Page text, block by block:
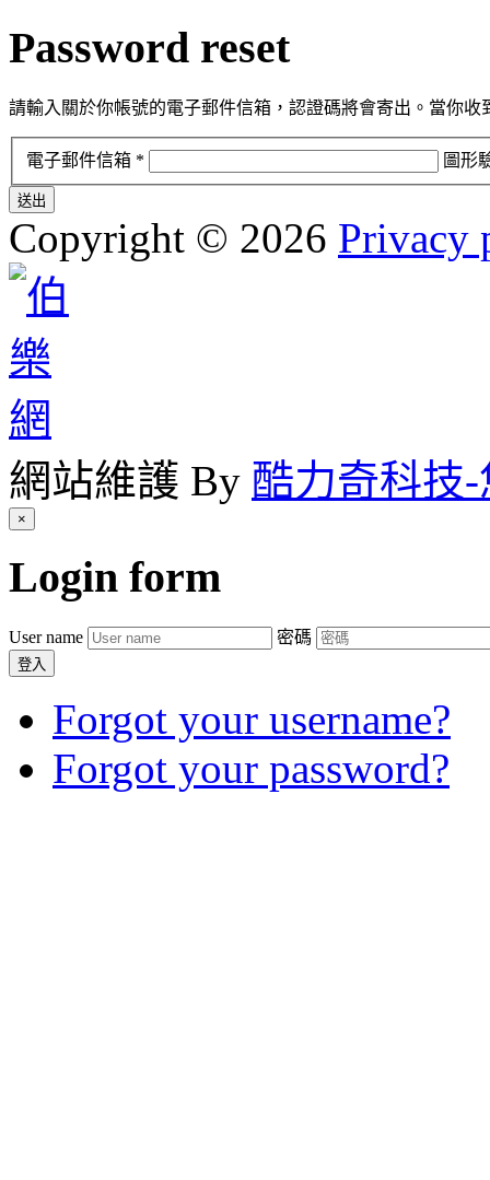
Password reset
請輸入關於你帳號的電子郵件信箱，認證碼將會寄出。當你
電子郵件信箱 * 圖形
送出
Copyright © 2026 Privacy
網站維護 By 酷力奇科技
×
Login form
User name 密碼
登入
Forgot your username?
Forgot your password?